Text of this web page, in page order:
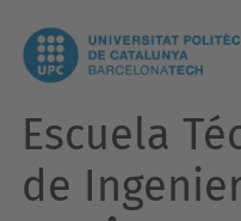
Escuela
de